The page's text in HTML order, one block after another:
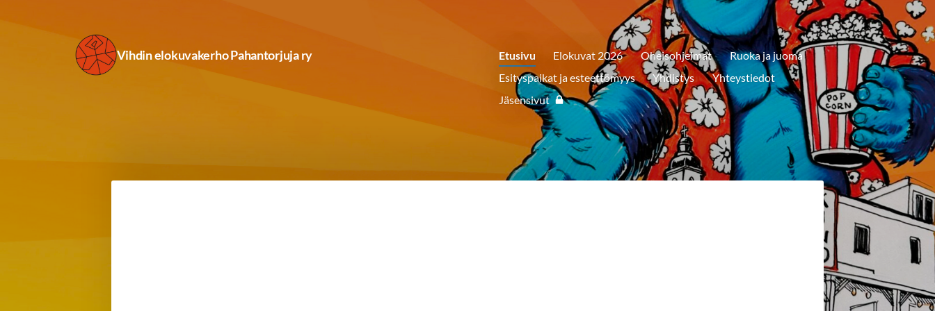
Vihdin elokuvakerho Pahantorjuja ry Etusivu Elokuvat 2026 Oheisohjelmat
Ruoka ja juoma
Esityspaikat ja esteettömyys
Yhdistys
Yhteystiedot
Jäsensivut